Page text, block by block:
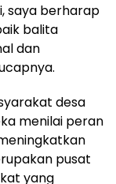
saya berharap
balita
dan
desa
menilai peran
pusat
yang